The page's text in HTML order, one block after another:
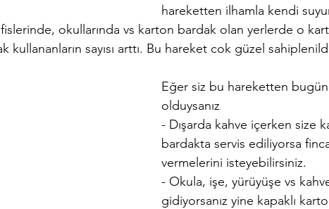
hareketten ilhamla kendi
okullarında vs karton bardak olan yerlerde o
kullananların sayısı arttı. Bu hareket cok güzel
Eğer siz bu hareketten
olduysanız
- Dışarda kahve içerken size
bardakta servis ediliyorsa
vermelerini isteyebilirsiniz.
- Okula, işe, yürüyüşe vs
gidiyorsanız yine kapaklı